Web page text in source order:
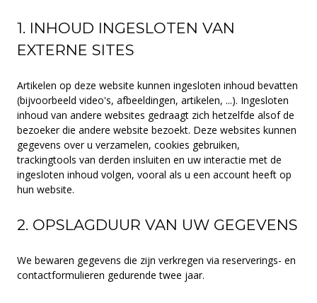
1. INHOUD INGESLOTEN VAN
EXTERNE SITES
Artikelen op deze website kunnen ingesloten inhoud bevatten
(bijvoorbeeld video's, afbeeldingen, artikelen, ...). Ingesloten
inhoud van andere websites gedraagt zich hetzelfde alsof de
bezoeker die andere website bezoekt. Deze websites kunnen
gegevens over u verzamelen, cookies gebruiken,
trackingtools van derden insluiten en uw interactie met de
ingesloten inhoud volgen, vooral als u een account heeft op
hun website.
2. OPSLAGDUUR VAN UW GEGEVENS
We bewaren gegevens die zijn verkregen via reserverings- en
contactformulieren gedurende twee jaar.